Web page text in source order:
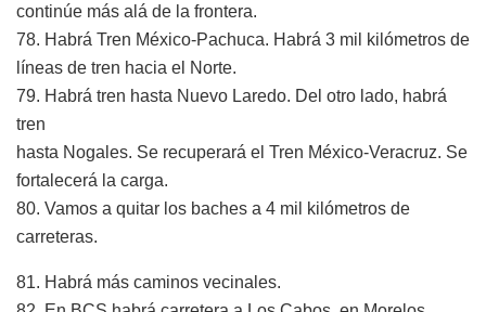
continúe más alá de la frontera.
78. Habrá Tren México-Pachuca. Habrá 3 mil kilómetros de
líneas de tren hacia el Norte.
79. Habrá tren hasta Nuevo Laredo. Del otro lado, habrá
tren
hasta Nogales. Se recuperará el Tren México-Veracruz. Se
fortalecerá la carga.
80. Vamos a quitar los baches a 4 mil kilómetros de
carreteras.
81. Habrá más caminos vecinales.